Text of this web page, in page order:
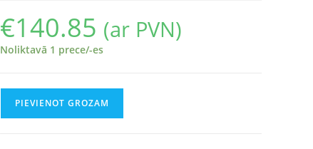
€140.85 (ar PVN)
Noliktavā 1 prece/-es
PIEVIENOT GROZAM